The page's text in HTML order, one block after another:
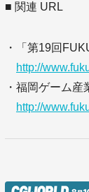
■ 関連 URL
・「第19回
http://
・福岡ゲーム産
http://